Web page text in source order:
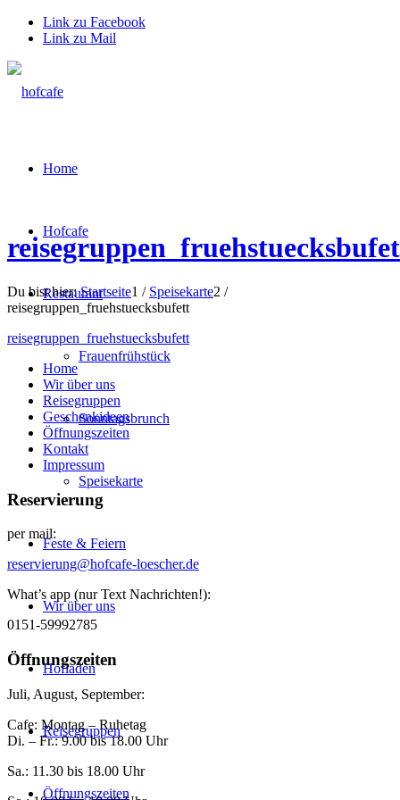
Link zu Facebook
Link zu Mail
Home
Hofcafe
Restaurant
Frauenfrühstück
Sonntagsbrunch
Speisekarte
Feste & Feiern
Wir über uns
Hofladen
Reisegruppen
Öffnungszeiten
Du bist hier: Startseite1 / Speisekarte2 /
reisegruppen_fruehstuecksbufett
reisegruppen_fruehstuecksbufett
Home
Wir über uns
Reisegruppen
Geschenkideen
Öffnungszeiten
Kontakt
Impressum
Reservierung
per mail:
reservierung@hofcafe-loescher.de
What’s app (nur Text Nachrichten!):
0151-59992785
Öffnungszeiten
Juli, August, September:
Cafe: Montag – Ruhetag
Di. – Fr.: 9.00 bis 18.00 Uhr
Sa.: 11.30 bis 18.00 Uhr